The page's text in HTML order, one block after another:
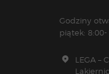
Godziny
piątek: 8:00-
LEGA –